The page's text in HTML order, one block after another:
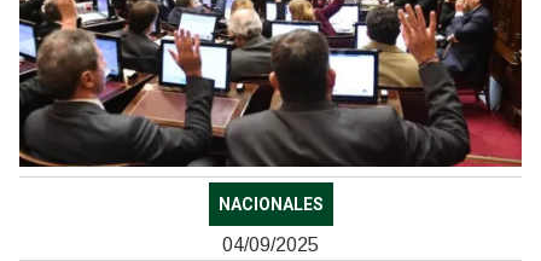
NACIONALES
04/09/2025